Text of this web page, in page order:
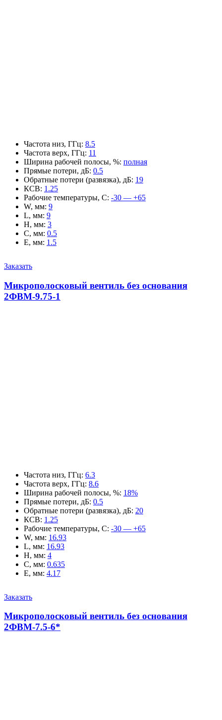
Частота низ, ГГц: 8.5
Частота верх, ГГц: 11
Ширина рабочей полосы, %: полная
Прямые потери, дБ: 0.5
Обратные потери (развязка), дБ: 19
КСВ: 1.25
Рабочие температуры, С: -30 — +65
W, мм: 9
L, мм: 9
H, мм: 3
C, мм: 0.5
E, мм: 1.5
Заказать
Микрополосковый вентиль без основания
2ФВМ-9.75-1
Частота низ, ГГц: 6.3
Частота верх, ГГц: 8.6
Ширина рабочей полосы, %: 18%
Прямые потери, дБ: 0.5
Обратные потери (развязка), дБ: 20
КСВ: 1.25
Рабочие температуры, С: -30 — +65
W, мм: 16.93
L, мм: 16.93
H, мм: 4
C, мм: 0.635
E, мм: 4.17
Заказать
Микрополосковый вентиль без основания
2ФВМ-7.5-6*